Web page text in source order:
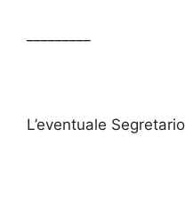
L’eventuale Segretario